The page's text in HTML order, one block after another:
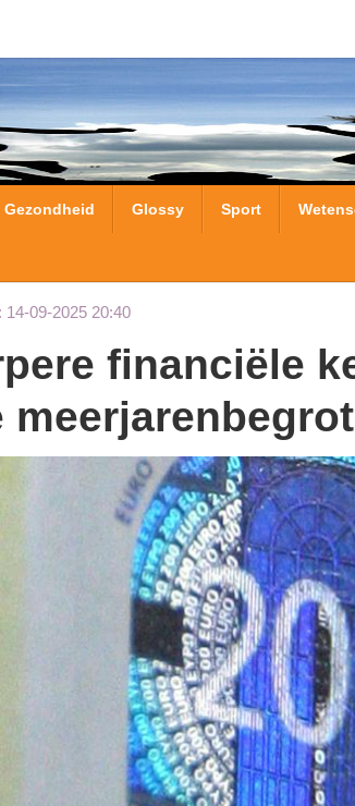
Gezondheid Glossy Sport
14-09-2025 20:40